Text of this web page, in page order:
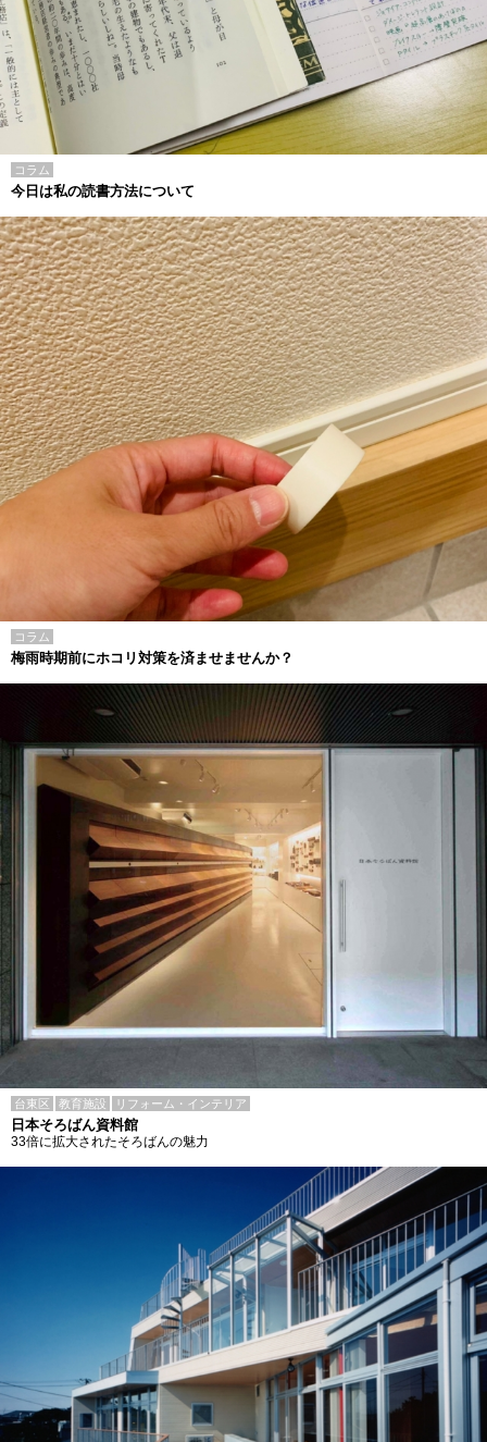
コラム
今日は私の読書方法について
コラム
梅雨時期前にホコリ対策を済ませませんか？
台東区 教育施設 リフォーム・インテリア
日本そろばん資料館
33倍に拡大されたそろばんの魅力